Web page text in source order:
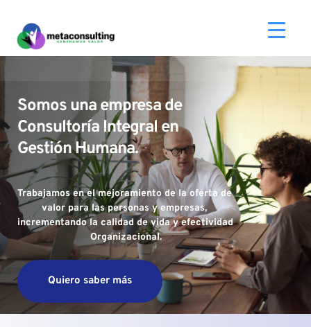
Somos una empresa de
Consultoría Integral en
Gestión Humana.
Trabajamos en el mejoramiento de la oferta de
valor para las personas y empresas,
incrementando la calidad de vida y efectividad
Organizacional.
Quiero saber más